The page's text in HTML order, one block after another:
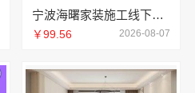
宁波海曙家装施工线下门店地址宁波雅美和居建材科技有限公司
￥99.56 2026-08-07